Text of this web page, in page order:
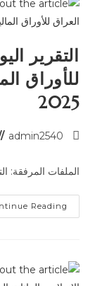
التقرير
2025
admin2540
الملفات المرفقة:
Reading